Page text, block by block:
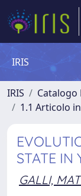
IRIS
IRIS Catalogo
1.1 Articolo
STATE IN
GALLI,